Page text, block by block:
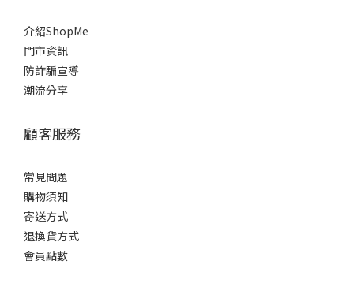
介紹ShopMe
門市資訊
防詐騙宣導
潮流分享
顧客服務
常見問題
購物須知
寄送方式
退換貨方式
會員點數